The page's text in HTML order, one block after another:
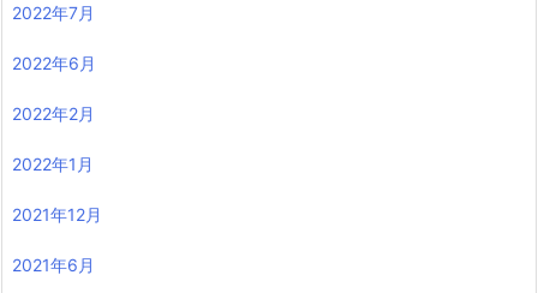
2022年7月
2022年6月
2022年2月
2022年1月
2021年12月
2021年6月